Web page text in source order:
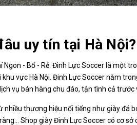
uy tín tại Hà Nội?
- Bổ - Rẻ. Đinh Lực Soccer là một
vực Hà Nội. Đinh Lực Soccer nằm
vụ bán hàng chu đáo, tận tình cả trước
thương hiệu nổi tiếng như giày đá
Shop giày Đinh Lực Soccer có cơ